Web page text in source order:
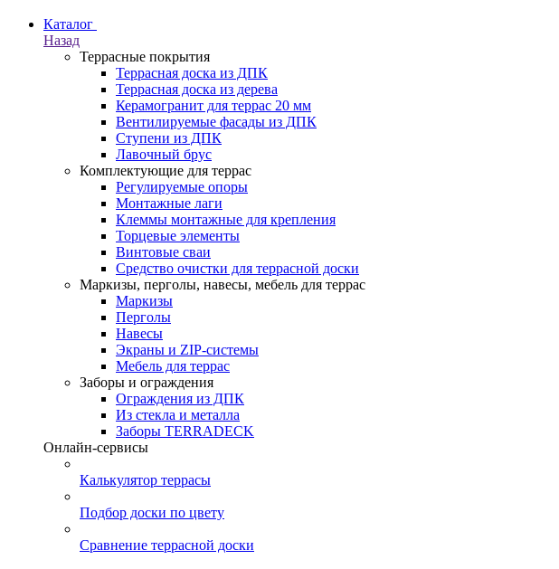
Каталог
Назад
Террасные покрытия
Террасная доска из ДПК
Террасная доска из дерева
Керамогранит для террас 20 мм
Вентилируемые фасады из ДПК
Ступени из ДПК
Лавочный брус
Комплектующие для террас
Регулируемые опоры
Монтажные лаги
Клеммы монтажные для крепления
Торцевые элементы
Винтовые сваи
Средство очистки для террасной доски
Маркизы, перголы, навесы, мебель для террас
Маркизы
Перголы
Навесы
Экраны и ZIP-системы
Мебель для террас
Заборы и ограждения
Ограждения из ДПК
Из стекла и металла
Заборы TERRADECK
Онлайн-сервисы
Калькулятор террасы
Подбор доски по цвету
Сравнение террасной доски